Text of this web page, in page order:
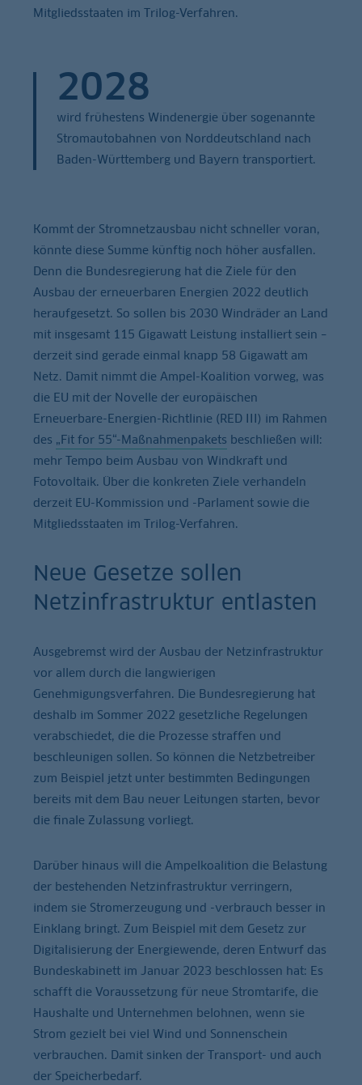
Mitgliedsstaaten im Trilog-Verfahren.
2028
wird frühestens Windenergie über sogenannte
Stromautobahnen von Norddeutschland nach
Baden-Württemberg und Bayern transportiert.
Kommt der Stromnetzausbau nicht schneller voran,
könnte diese Summe künftig noch höher ausfallen.
Denn die Bundesregierung hat die Ziele für den
Ausbau der erneuerbaren Energien 2022 deutlich
heraufgesetzt. So sollen bis 2030 Windräder an Land
mit insgesamt 115 Gigawatt Leistung installiert sein –
derzeit sind gerade einmal knapp 58 Gigawatt am
Netz. Damit nimmt die Ampel-Koalition vorweg, was
die EU mit der Novelle der europäischen
Erneuerbare-Energien-Richtlinie (RED III) im Rahmen
des „Fit for 55“-Maßnahmenpakets beschließen will:
mehr Tempo beim Ausbau von Windkraft und
Fotovoltaik. Über die konkreten Ziele verhandeln
derzeit EU-Kommission und -Parlament sowie die
Mitgliedsstaaten im Trilog-Verfahren.
Neue Gesetze sollen
Netzinfrastruktur entlasten
Ausgebremst wird der Ausbau der Netzinfrastruktur
vor allem durch die langwierigen
Genehmigungsverfahren. Die Bundesregierung hat
deshalb im Sommer 2022 gesetzliche Regelungen
verabschiedet, die die Prozesse straffen und
beschleunigen sollen. So können die Netzbetreiber
zum Beispiel jetzt unter bestimmten Bedingungen
bereits mit dem Bau neuer Leitungen starten, bevor
die finale Zulassung vorliegt.
Darüber hinaus will die Ampelkoalition die Belastung
der bestehenden Netzinfrastruktur verringern,
indem sie Stromerzeugung und -verbrauch besser in
Einklang bringt. Zum Beispiel mit dem Gesetz zur
Digitalisierung der Energiewende, deren Entwurf das
Bundeskabinett im Januar 2023 beschlossen hat: Es
schafft die Voraussetzung für neue Stromtarife, die
Haushalte und Unternehmen belohnen, wenn sie
Strom gezielt bei viel Wind und Sonnenschein
verbrauchen. Damit sinken der Transport- und auch
der Speicherbedarf.